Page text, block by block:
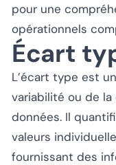
pour une
opérationnels
Écart
L’écart type est
variabilité ou de la
données. Il
valeurs
fournissant des